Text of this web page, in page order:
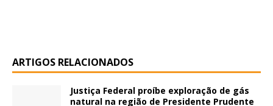
ARTIGOS RELACIONADOS
Justiça Federal proíbe exploração de gás
natural na região de Presidente Prudente